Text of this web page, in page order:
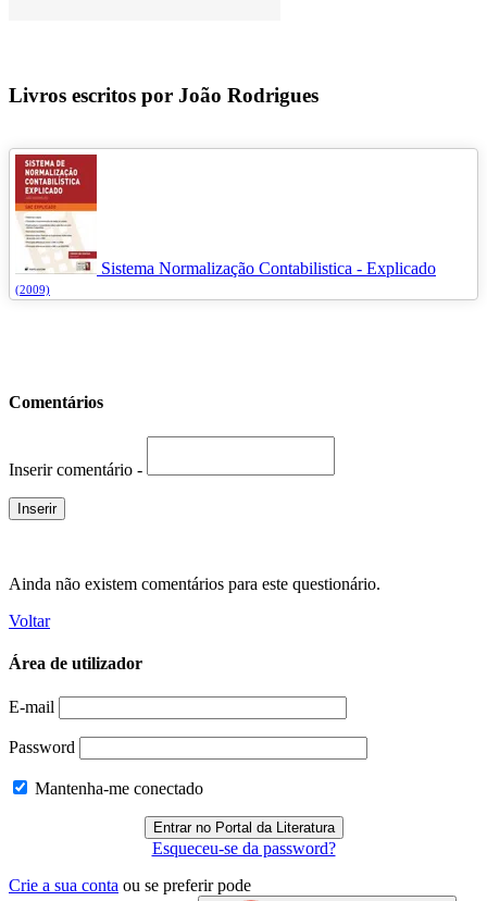
Livros escritos por João Rodrigues
Sistema Normalização Contabilistica - Explicado
(2009)
Comentários
Inserir comentário -
Ainda não existem comentários para este questionário.
Voltar
Área de utilizador
E-mail
Password
Mantenha-me conectado
Esqueceu-se da password?
Crie a sua conta ou se preferir pode